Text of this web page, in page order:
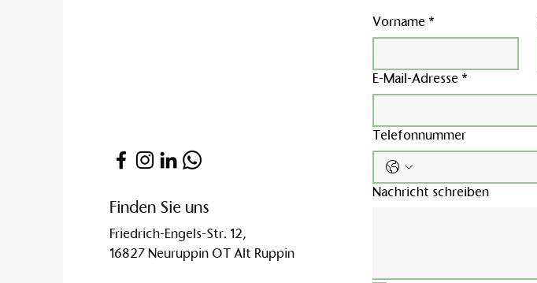
Finden Sie uns
Friedrich-Engels-Str. 12,
16827 Neuruppin OT Alt Ruppin
Vorname *
E-Mail-Adresse *
Telefonnummer
Nachricht schreiben